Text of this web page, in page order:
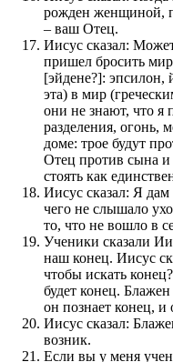
рожден женщиной,
– ваш Отец.
Иисус сказал:
пришел бросить
[эйдене?]: эпсилон,
эта) в мир
они не знают, что я
разделения, огонь,
доме: трое будут
Отец против сына и
стоять как
Иисус сказал: Я дам
чего не слышало
то, что не вошло в
Ученики сказали
наш конец. Иисус
чтобы искать
будет конец. Блажен
он познает конец, и
Иисус сказал:
возник.
Если вы у меня